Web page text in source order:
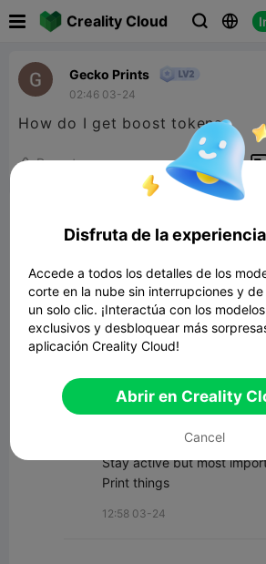
Creality Cloud  
Gecko Prints
02:46 03-24
How do I get boost tokens
 Reporte 3
Todos los comentarios(1)
DaddyDan88
Stay active but most
Print things
12:58 03-24
Disfruta de la
Accede a todos los detalles de los
corte en la nube sin interrupciones y
un solo clic. ¡Interactúa con los
exclusivos y desbloquear más
aplicación Creality Cloud!
Abrir en Creality
Cancel